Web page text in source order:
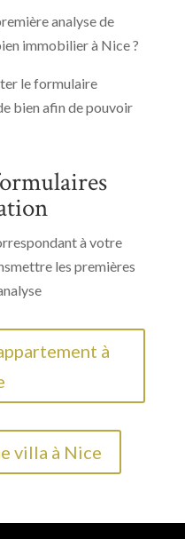
analyse de
immobilier à Nice ?
le formulaire
bien afin de pouvoir
à votre
les premières
à
villa à Nice